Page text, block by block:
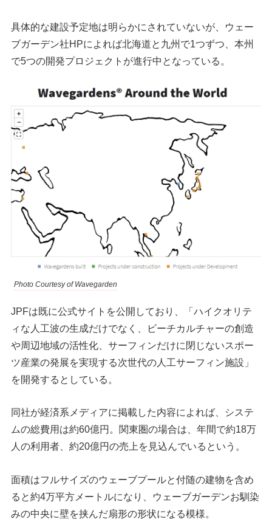
具体的な建設予定地は明らかにされていないが、ウェー
ブガーデン社HPによれば北海道と九州で1つずつ、本州
で5つの開発プロジェクトが進行中となっている。
Photo Courtesy of Wavegarden
JPFは既に公式サイトを公開しており、「ハイクオリテ
ィな人工波の生成だけでなく、ビーチカルチャーの創造
や周辺地域の活性化、サーフィンだけに閉じないスポー
ツ産業の発展を実現する次世代の人工サーフィン施設」
を開発するとしている。
同社が経済系メディアに掲載した内容によれば、システ
ムの総費用は約60億円。関東圏の場合は、年間で約18万
人の利用者、約20億円の売上を見込んでいるという。
面積はフルサイズのウェーブプールと付随の建物を含め
ると約4万平方メートルになり、ウェーブガーデンお馴染
みの中央に壁を挟んだ扇形の形状になる模様。